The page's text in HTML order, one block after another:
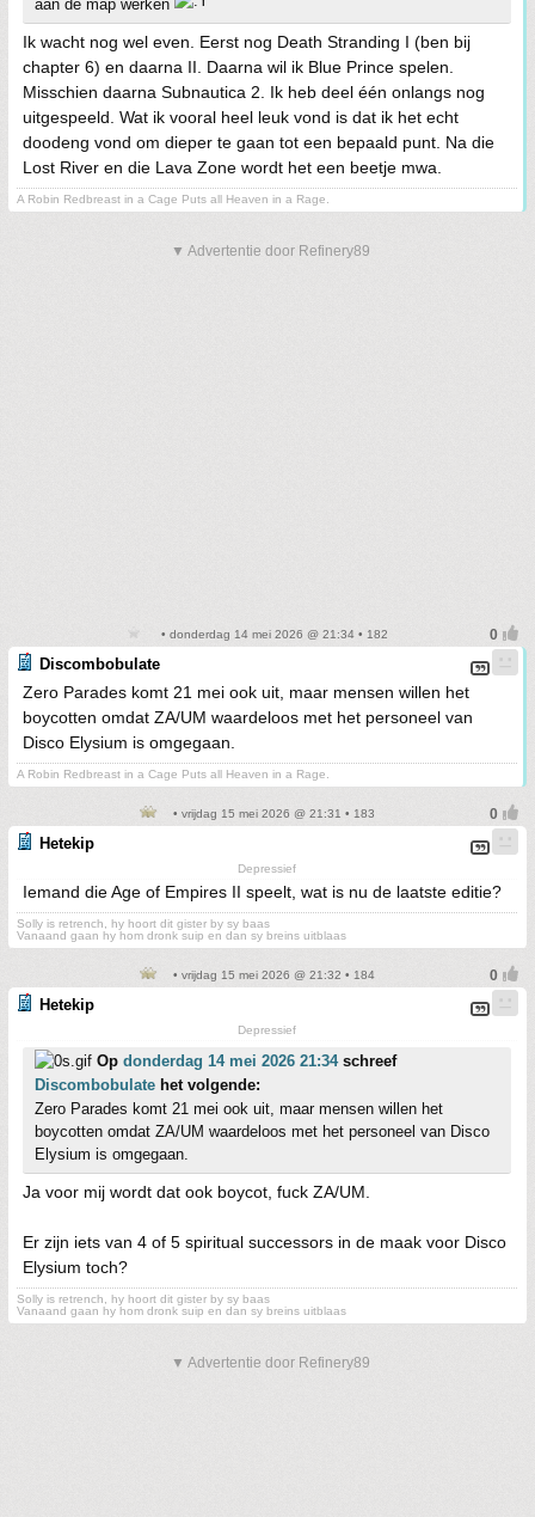
aan de map werken
Ik wacht nog wel even. Eerst nog Death Stranding I (ben bij
chapter 6) en daarna II. Daarna wil ik Blue Prince spelen.
Misschien daarna Subnautica 2. Ik heb deel één onlangs nog
uitgespeeld. Wat ik vooral heel leuk vond is dat ik het echt
doodeng vond om dieper te gaan tot een bepaald punt. Na die
Lost River en die Lava Zone wordt het een beetje mwa.
A Robin Redbreast in a Cage Puts all Heaven in a Rage.
▼ Advertentie door Refinery89
• donderdag 14 mei 2026 @ 21:34 • 182
Discombobulate
Zero Parades komt 21 mei ook uit, maar mensen willen het
boycotten omdat ZA/UM waardeloos met het personeel van
Disco Elysium is omgegaan.
A Robin Redbreast in a Cage Puts all Heaven in a Rage.
• vrijdag 15 mei 2026 @ 21:31 • 183
Hetekip
Depressief
Iemand die Age of Empires II speelt, wat is nu de laatste editie?
Solly is retrench, hy hoort dit gister by sy baas
Vanaand gaan hy hom dronk suip en dan sy breins uitblaas
• vrijdag 15 mei 2026 @ 21:32 • 184
Hetekip
Depressief
Op donderdag 14 mei 2026 21:34schreef
Discombobulate het volgende:
Zero Parades komt 21 mei ook uit, maar mensen willen het
boycotten omdat ZA/UM waardeloos met het personeel van Disco
Elysium is omgegaan.
Ja voor mij wordt dat ook boycot, fuck ZA/UM.
Er zijn iets van 4 of 5 spiritual successors in de maak voor Disco
Elysium toch?
Solly is retrench, hy hoort dit gister by sy baas
Vanaand gaan hy hom dronk suip en dan sy breins uitblaas
▼ Advertentie door Refinery89